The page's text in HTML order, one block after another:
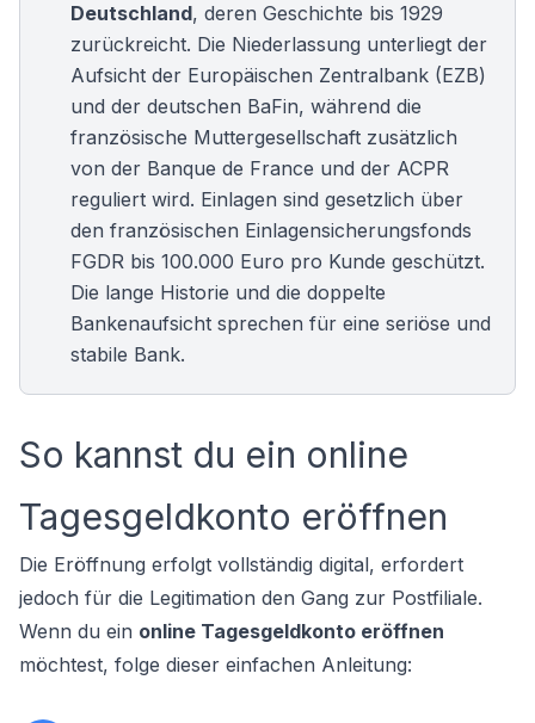
Deutschland, deren Geschichte bis 1929
zurückreicht. Die Niederlassung unterliegt der
Aufsicht der Europäischen Zentralbank (EZB)
und der deutschen BaFin, während die
französische Muttergesellschaft zusätzlich
von der Banque de France und der ACPR
reguliert wird. Einlagen sind gesetzlich über
den französischen Einlagensicherungsfonds
FGDR bis 100.000 Euro pro Kunde geschützt.
Die lange Historie und die doppelte
Bankenaufsicht sprechen für eine seriöse und
stabile Bank.
So kannst du ein online
Tagesgeldkonto eröffnen
Die Eröffnung erfolgt vollständig digital, erfordert
jedoch für die Legitimation den Gang zur Postfiliale.
Wenn du ein online Tagesgeldkonto eröffnen
möchtest, folge dieser einfachen Anleitung: